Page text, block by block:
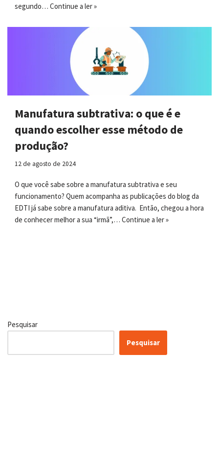
segundo… Continue a ler »
Manufatura subtrativa: o que é e
quando escolher esse método de
produção?
12 de agosto de 2024
O que você sabe sobre a manufatura subtrativa e seu
funcionamento? Quem acompanha as publicações do blog da
EDTI já sabe sobre a manufatura aditiva. Então, chegou a hora
de conhecer melhor a sua “irmã”,… Continue a ler »
Pesquisar
Pesquisar